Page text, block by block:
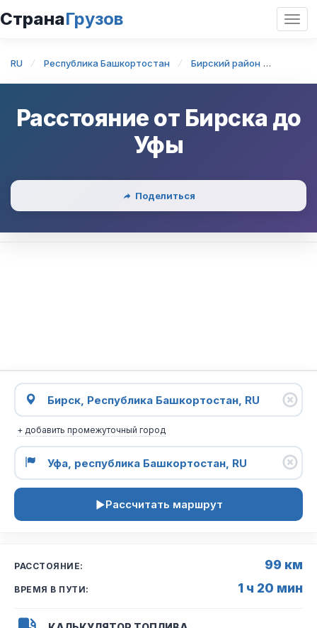
СтранаГрузов
RU Республика Башкортостан Бирский район
Расстояние от Бирска до
Уфы
Поделиться
+ добавить промежуточный город
Рассчитать маршрут
РАССТОЯНИЕ: 99 км
ВРЕМЯ В ПУТИ: 1 ч 20 мин